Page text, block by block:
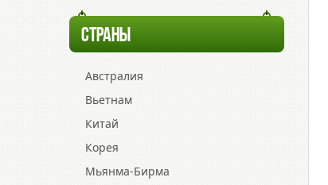
СТРАНЫ
Австралия
Вьетнам
Китай
Корея
Мьянма-Бирма